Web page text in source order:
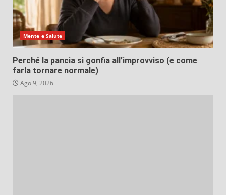
Mente e Salute
Perché la pancia si gonfia all’improvviso (e come
farla tornare normale)
Ago 9, 2026